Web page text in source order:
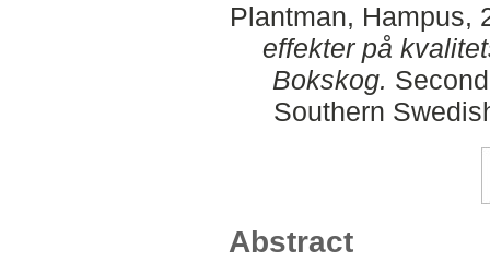
Plantman, Hampus,
effekter på
Bokskog.
Southern
Abstract